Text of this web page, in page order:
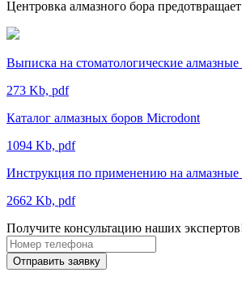
Центровка алмазного бора
Выписка на стоматологические
273 Kb, pdf
Каталог алмазных боров Microdont
1094 Kb, pdf
Инструкция по применению на алмазные
2662 Kb, pdf
Получите консультацию наших
Отправить заявку